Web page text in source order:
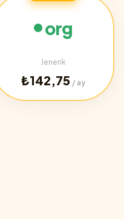
org
Jenerik
₺142,75 / ay